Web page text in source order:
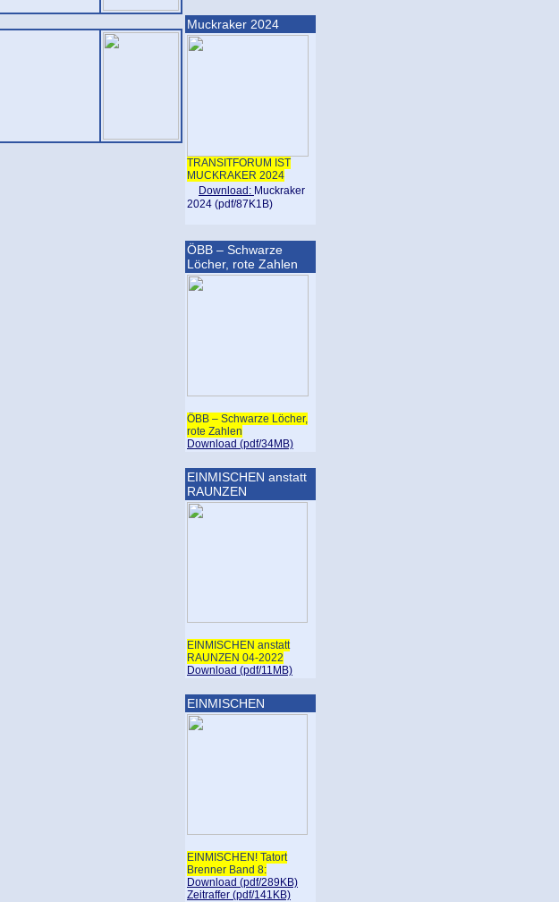
Muckraker 2024
TRANSITFORUM IST
MUCKRAKER 2024
Download: Muckraker
2024 (pdf/87K1B)
ÖBB – Schwarze
Löcher, rote Zahlen
ÖBB – Schwarze Löcher,
rote Zahlen
Download (pdf/34MB)
EINMISCHEN anstatt
RAUNZEN
EINMISCHEN anstatt
RAUNZEN 04-2022
Download (pdf/11MB)
EINMISCHEN
EINMISCHEN! Tatort
Brenner Band 8:
Download (pdf/289KB)
Zeitraffer (pdf/141KB)